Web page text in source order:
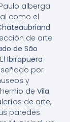
alberga
como el
de arte
de São
Ibirapuera
por
y
de Vila
de arte,
paredes